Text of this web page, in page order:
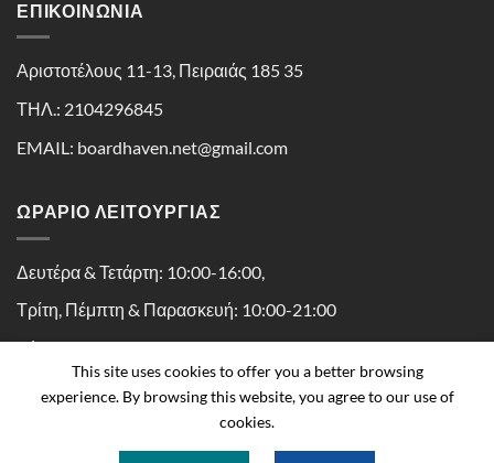
ΕΠΙΚΟΙΝΩΝΊΑ
Αριστοτέλους 11-13, Πειραιάς 185 35
ΤΗΛ.: 2104296845
EMAIL: boardhaven.net@gmail.com
ΩΡΑΡΙΟ ΛΕΙΤΟΥΡΓΙΑΣ
Δευτέρα & Τετάρτη: 10:00-16:00,
Τρίτη, Πέμπτη & Παρασκευή: 10:00-21:00
Σάββατο: 10:00-16:30
This site uses cookies to offer you a better browsing
experience. By browsing this website, you agree to our use of
cookies.